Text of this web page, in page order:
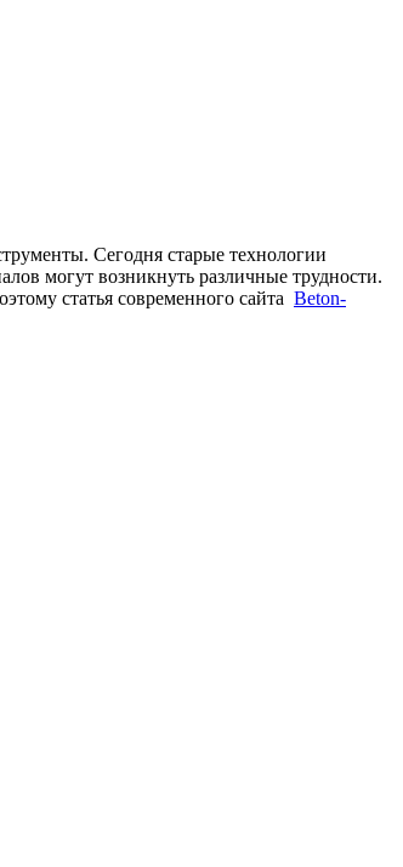
Сегодня старые технологии
могут возникнуть различные трудности.
статья современного сайта Beton-